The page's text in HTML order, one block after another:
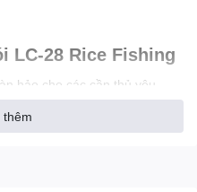
LC-28 Rice Fishing
hảo cho các cần thủ yêu
thẻo câu cánày được thiết
giúp tăng hiệu suất câu cá rõ
thêm